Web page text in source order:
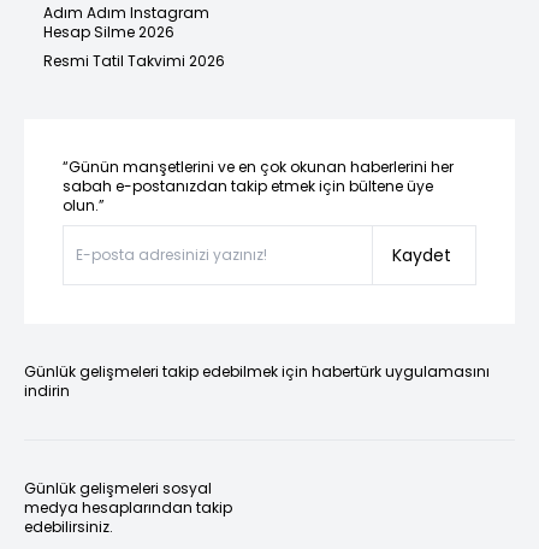
Adım Adım Instagram
Hesap Silme 2026
Resmi Tatil Takvimi 2026
“Günün manşetlerini ve en çok okunan haberlerini her
sabah e-postanızdan takip etmek için bültene üye
olun.”
Kaydet
Günlük gelişmeleri takip edebilmek için habertürk uygulamasını
indirin
Günlük gelişmeleri sosyal
medya hesaplarından takip
edebilirsiniz.